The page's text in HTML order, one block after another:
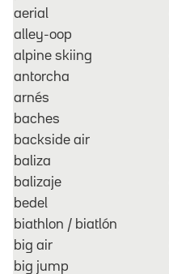
aerial
alley-oop
alpine skiing
antorcha
arnés
baches
backside air
baliza
balizaje
bedel
biathlon / biatlón
big air
big jump